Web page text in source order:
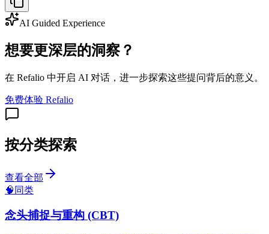
AI Guided Experience
想要更深层的洞察？
在 Refalio 中开启 AI 对话，进一步探索这些提问背后的意义。
免费体验 Refalio
按分类探索
查看全部
🧠 同类
念头捕捉与重构 (CBT)